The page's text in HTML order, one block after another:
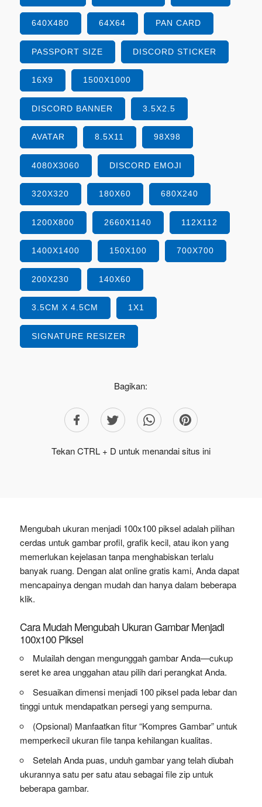
640X480 64X64 PAN CARD
PASSPORT SIZE DISCORD STICKER
16X9 1500X1000
DISCORD BANNER 3.5X2.5
AVATAR 8.5X11 98X98
4080X3060 DISCORD EMOJI
320X320 180X60 680X240
1200X800 2660X1140 112X112
1400X1400 150X100 700X700
200X230 140X60
3.5CM X 4.5CM 1X1
SIGNATURE RESIZER
Bagikan:
Tekan CTRL + D untuk menandai situs ini
Mengubah ukuran menjadi 100x100 piksel adalah pilihan
cerdas untuk gambar profil, grafik kecil, atau ikon yang
memerlukan kejelasan tanpa menghabiskan terlalu
banyak ruang. Dengan alat online gratis kami, Anda dapat
mencapainya dengan mudah dan hanya dalam beberapa
klik.
Cara Mudah Mengubah Ukuran Gambar Menjadi
100x100 Piksel
Mulailah dengan mengunggah gambar Anda—cukup
seret ke area unggahan atau pilih dari perangkat Anda.
Sesuaikan dimensi menjadi 100 piksel pada lebar dan
tinggi untuk mendapatkan persegi yang sempurna.
(Opsional) Manfaatkan fitur “Kompres Gambar” untuk
memperkecil ukuran file tanpa kehilangan kualitas.
Setelah Anda puas, unduh gambar yang telah diubah
ukurannya satu per satu atau sebagai file zip untuk
beberapa gambar.